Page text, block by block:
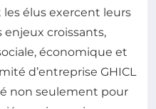
élus exercent leurs
enjeux croissants,
économique et
d’entreprise GHICL
non seulement pour